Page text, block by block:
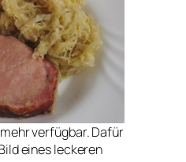
verfügbar. Dafür
eines leckeren